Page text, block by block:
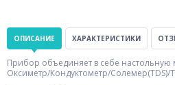
ОПИСАНИЕ ХАРАКТЕРИСТИКИ
Прибор объединяет в себе
Оксиметр/Кондуктометр/Солемер(TDS)/